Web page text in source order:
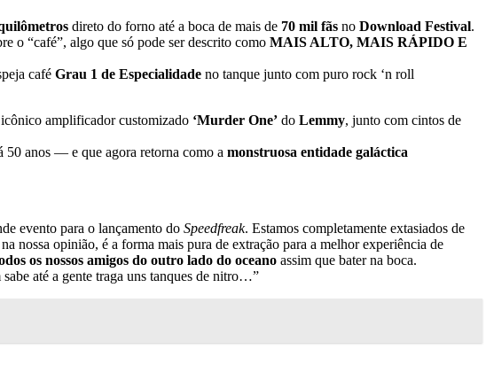
direto do forno até a boca de mais de 70 mil fãs no Download Festival.
o “café”, algo que só pode ser descrito como MAIS ALTO, MAIS RÁPIDO E
café Grau 1 de Especialidade no tanque junto com puro rock ‘n roll
amplificador customizado ‘Murder One’ do Lemmy, junto com cintos de
50 anos — e que agora retorna como a monstruosa entidade galáctica
evento para o lançamento do Speedfreak. Estamos completamente extasiados de
nossa opinião, é a forma mais pura de extração para a melhor experiência de
os nossos amigos do outro lado do oceano assim que bater na boca.
até a gente traga uns tanques de nitro…”